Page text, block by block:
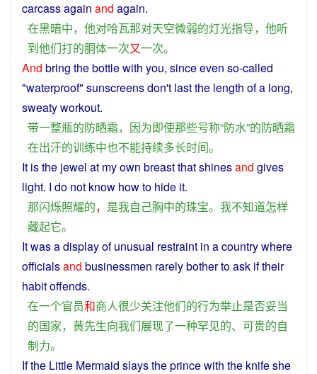
carcassagain and again.
在黑暗中， 他对哈瓦那对天空微弱的灯光指导， 他听
到他们打的胴体一次又一次。
And bring thebottlewith you, sinceeven so-called
"waterproof" sunscreensdon't lastthe length ofa long,
sweatyworkout.
带一整瓶的防晒霜， 因为即使那些号称“防水”的防晒霜
在出汗的训练中也不能持续多长时间。
It isthe jewel at myown breastthatshinesand gives
light. I do not know howto hide it.
那闪烁照耀的， 是我自己胸中的珠宝。 我不知道怎样
藏起它。
It wasadisplayofunusual restraint in acountrywhere
officialsand businessmen rarelybothertoask iftheir
habitoffends.
在一个官员和商人很少关注他们的行为举止是否妥当
的国家， 黄先生向我们展现了一种罕见的、 可贵的自
制力。
Ifthe Little Mermaid slays theprincewith the knifeshe